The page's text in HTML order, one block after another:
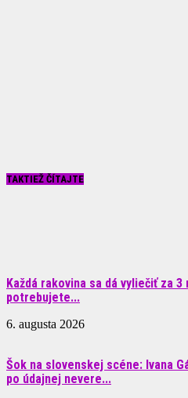
TAKTIEŽ ČÍTAJTE
Každá rakovina sa dá vyliečiť za 3
potrebujete...
6. augusta 2026
Šok na slovenskej scéne: Ivana
po údajnej nevere...